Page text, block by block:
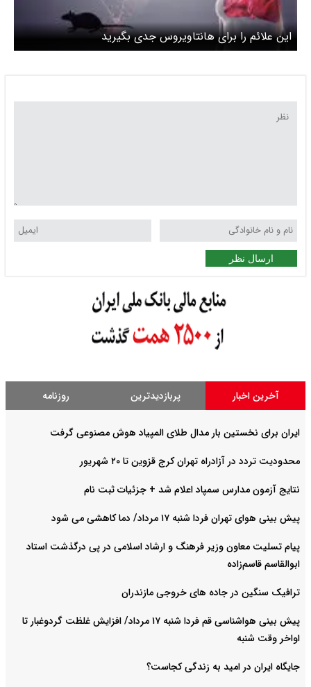
این علائم را برای هانتاویروس جدی بگیرید
ارسال نظر
آخرین اخبار پربازدیدترین روزنامه
ایران برای نخستین بار مدال طلای المپیاد هوش مصنوعی گرفت
محدودیت تردد در آزادراه تهران کرج قزوین تا ۲۰ شهریور
نتایج آزمون مدارس سمپاد اعلام شد + جزئیات ثبت نام
پیش بینی هوای تهران فردا شنبه ۱۷ مرداد/ دما کاهشی می شود
پیام تسلیت معاون وزیر فرهنگ و ارشاد اسلامی در پی درگذشت استاد
ابوالقاسم قاسم‌زاده
ترافیک سنگین در جاده های خروجی مازندران
پیش بینی هواشناسی قم فردا شنبه ۱۷ مرداد/ افزایش غلظت گردوغبار تا
اواخر وقت شنبه
جایگاه ایران در امید به زندگی کجاست؟